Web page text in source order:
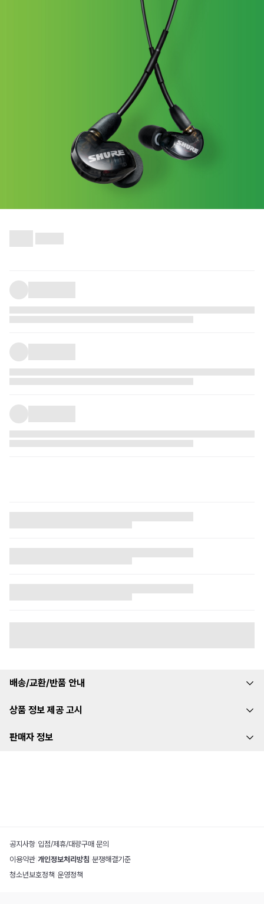
배송/교환/반품 안내
상품 정보 제공 고시
판매자 정보
공지사항 입점/제휴/대량구매 문의
이용약관 개인정보처리방침 분쟁해결기준
청소년보호정책 운영정책